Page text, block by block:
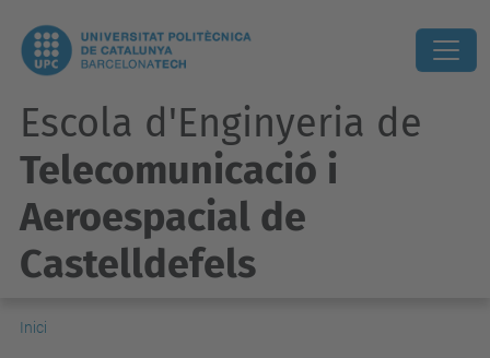
Escola d'Enginyeria de
Telecomunicació i
Aeroespacial de
Castelldefels
Inici